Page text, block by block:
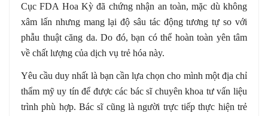
Cục FDA Hoa Kỳ đã chứng nhận an toàn, mặc dù không
xâm lấn nhưng mang lại độ sâu tác động tương tự so với
phẫu thuật căng da. Do đó, bạn có thể hoàn toàn yên tâm
về chất lượng của dịch vụ trẻ hóa này.
Yêu cầu duy nhất là bạn cần lựa chọn cho mình một địa chỉ
thẩm mỹ uy tín để được các bác sĩ chuyên khoa tư vấn liệu
trình phù hợp. Bác sĩ cũng là người trực tiếp thực hiện trẻ